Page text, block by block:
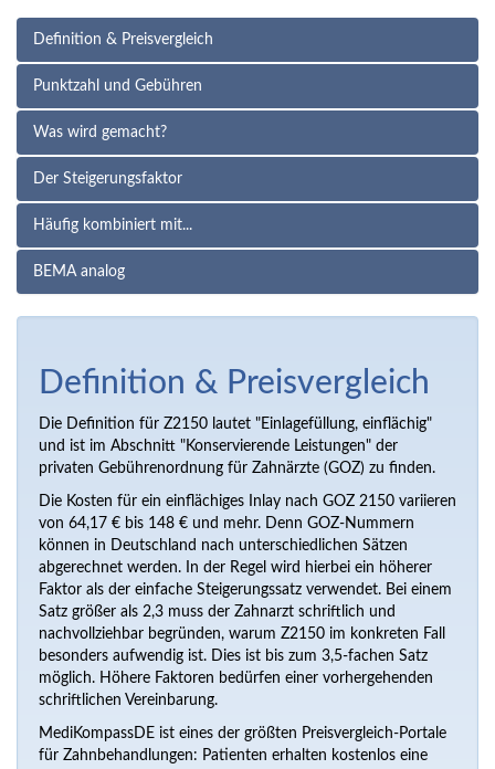
Definition & Preisvergleich
Punktzahl und Gebühren
Was wird gemacht?
Der Steigerungsfaktor
Häufig kombiniert mit...
BEMA analog
Definition & Preisvergleich
Die Definition für Z2150 lautet "Einlagefüllung, einflächig"
und ist im Abschnitt "Konservierende Leistungen" der
privaten Gebührenordnung für Zahnärzte (GOZ) zu finden.
Die Kosten für ein einflächiges Inlay nach GOZ 2150 variieren
von 64,17 € bis 148 € und mehr. Denn GOZ-Nummern
können in Deutschland nach unterschiedlichen Sätzen
abgerechnet werden. In der Regel wird hierbei ein höherer
Faktor als der einfache Steigerungssatz verwendet. Bei einem
Satz größer als 2,3 muss der Zahnarzt schriftlich und
nachvollziehbar begründen, warum Z2150 im konkreten Fall
besonders aufwendig ist. Dies ist bis zum 3,5-fachen Satz
möglich. Höhere Faktoren bedürfen einer vorhergehenden
schriftlichen Vereinbarung.
MediKompassDE ist eines der größten Preisvergleich-Portale
für Zahnbehandlungen: Patienten erhalten kostenlos eine